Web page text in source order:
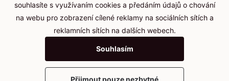
Důležité informace
Ochrana osobních údajů
Cookies
souhlasíte s využívaním cookies a předáním údajů o chování
na webu pro zobrazení cílené reklamy na sociálních sítích a
reklamních sítích na dalších webech.
Souhlasím
Přijmout pouze nezbytné